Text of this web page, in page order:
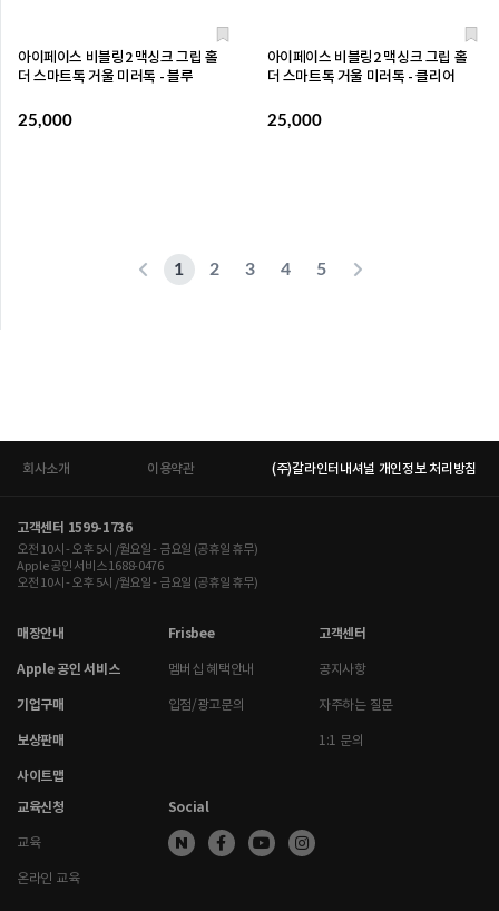
아이페이스 비블링2 맥싱크 그립 홀
더 스마트톡 거울 미러톡 - 블루
25,000
아이페이스 비블링2 맥싱크 그립 홀
더 스마트톡 거울 미러톡 - 클리어
25,000
1 2 3 4 5
회사소개 이용약관 (주)갈라인터내셔널 개인정보 처리방침
고객센터 1599-1736
오전 10시 - 오후 5시 /월요일 - 금요일 (공휴일 휴무)
Apple 공인 서비스 1688-0476
오전 10시 - 오후 5시 /월요일 - 금요일 (공휴일 휴무)
매장안내
Apple 공인 서비스
기업구매
보상판매
사이트맵
Frisbee
멤버십 혜택안내
입점/광고문의
고객센터
공지사항
자주하는 질문
1:1 문의
교육신청
교육
온라인 교육
Social